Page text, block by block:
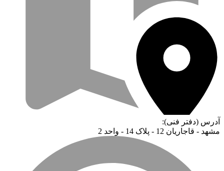
آدرس (دفتر فنی):
مشهد - قاجاریان 12 - پلاک 14 - واحد 2